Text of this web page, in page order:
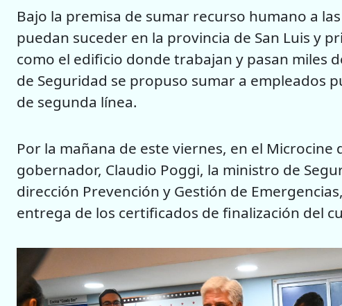
Bajo la premisa de sumar recurso humano a
puedan suceder en la provincia de San Luis y
como el edificio donde trabajan y pasan miles
de Seguridad se propuso sumar a empleados
de segunda línea.
Por la mañana de este viernes, en el Microcine
gobernador, Claudio Poggi, la ministro de
dirección Prevención y Gestión de
entrega de los certificados de finalización del